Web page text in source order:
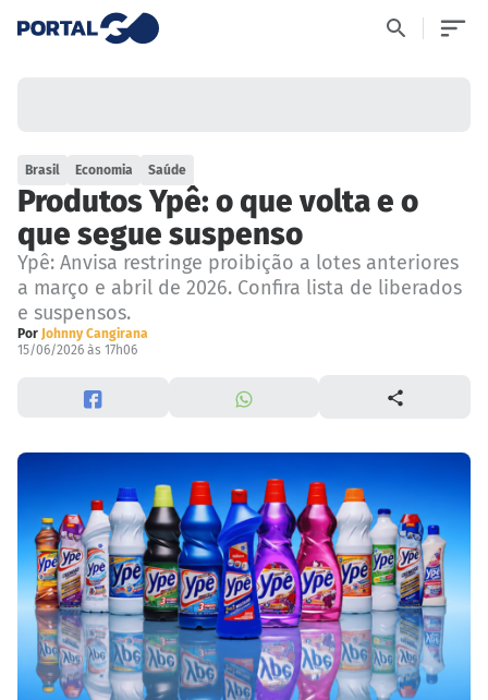
Brasil Economia Saúde
Produtos Ypê: o que volta e o
que segue suspenso
Ypê: Anvisa restringe proibição a lotes anteriores
a março e abril de 2026. Confira lista de liberados
e suspensos.
Por Johnny Cangirana
15/06/2026 às 17h06